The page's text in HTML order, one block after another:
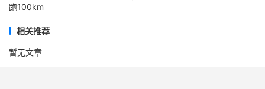
跑100km
相关推荐
暂无文章